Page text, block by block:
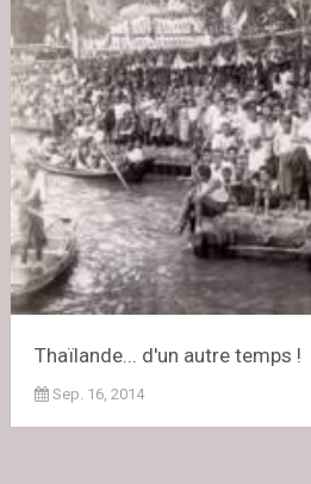
Thaïlande... d'un autre temps !
Sep. 16, 2014